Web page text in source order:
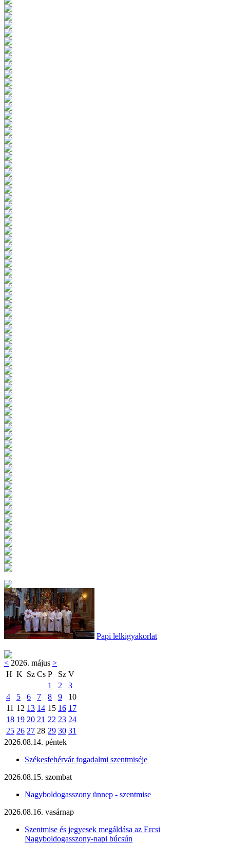
Papi lelkigyakorlat
< 2026. május >
H K Sz Cs P Sz V
1
2
3
4
5 6 7 8 9
10
11 12 13 14 15 16 17
18 19 20 21 22 23 24
25 26 27 28 29 30 31
2026.08.14. péntek
Székesfehérvár fogadalmi szentmiséje
2026.08.15. szombat
Nagyboldogasszony ünnep - szentmise
2026.08.16. vasárnap
Szentmise és jegyesek megáldása az Ercsi
Nagyboldogasszony-napi búcsún